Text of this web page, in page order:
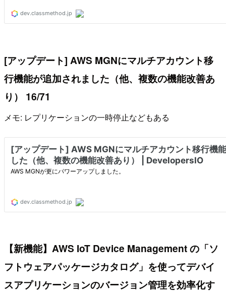
[アップデート] AWS MGNにマルチアカウント移
行機能が追加されました（他、複数の機能改善あ
り） 16/71
メモ: レプリケーションの一時停止などもある
【新機能】AWS IoT Device Management の「ソ
フトウェアパッケージカタログ」を使ってデバイ
スアプリケーションのバージョン管理を効率化す